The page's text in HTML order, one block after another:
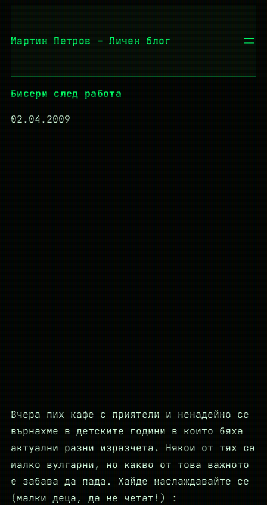
Мартин Петров – Личен блог
Бисери след работа
02.04.2009
Вчера пих кафе с приятели и ненадейно се
върнахме в детските години в които бяха
актуални разни изразчета. Някои от тях са
малко вулгарни, но какво от това важното
е забава да пада. Хайде наслаждавайте се
(малки деца, да не четат!) :